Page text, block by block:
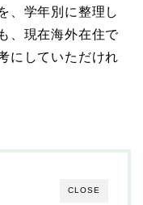
、学年別に整理し
、現在海外在住で
にしていただけれ
CLOSE